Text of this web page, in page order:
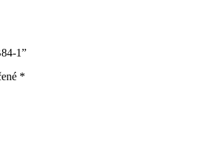
1”
*